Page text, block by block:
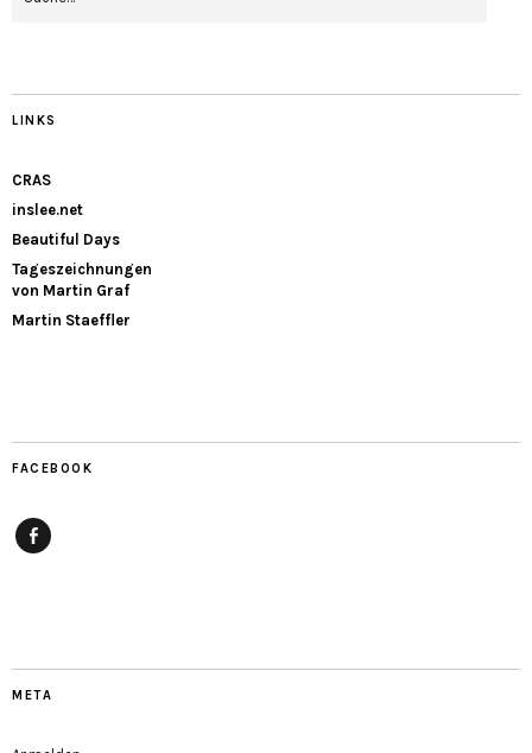
LINKS
CRAS
inslee.net
Beautiful Days
Tageszeichnungen
von Martin Graf
Martin Staeffler
FACEBOOK
META